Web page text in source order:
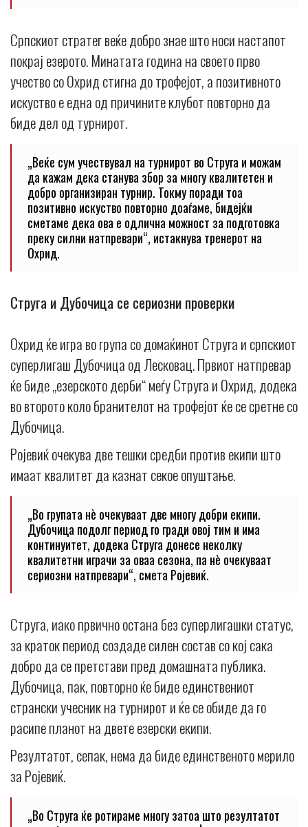
Српскиот стратег веќе добро знае што носи настапот
покрај езерото. Минатата година на своето прво
учество со Охрид стигна до трофејот, а позитивното
искуство е една од причините клубот повторно да
биде дел од турнирот.
„Веќе сум учествувал на турнирот во Струга и можам
да кажам дека станува збор за многу квалитетен и
добро организиран турнир. Токму поради тоа
позитивно искуство повторно доаѓаме, бидејќи
сметаме дека ова е одлична можност за подготовка
преку силни натпревари“, истакнува тренерот на
Охрид.
Струга и Дубочица се сериозни проверки
Охрид ќе игра во група со домаќинот Струга и српскиот
суперлигаш Дубочица од Лесковац. Првиот натпревар
ќе биде „езерското дерби“ меѓу Струга и Охрид, додека
во второто коло бранителот на трофејот ќе се сретне со
Дубочица.
Ројевиќ очекува две тешки средби против екипи што
имаат квалитет да казнат секое опуштање.
„Во групата нè очекуваат две многу добри екипи.
Дубочица подолг период го гради овој тим и има
континуитет, додека Струга донесе неколку
квалитетни играчи за оваа сезона, па нè очекуваат
сериозни натпревари“, смета Ројевиќ.
Струга, иако првично остана без суперлигашки статус,
за краток период создаде силен состав со кој сака
добро да се претстави пред домашната публика.
Дубочица, пак, повторно ќе биде единствениот
странски учесник на турнирот и ќе се обиде да го
расипе планот на двете езерски екипи.
Резултатот, сепак, нема да биде единственото мерило
за Ројевиќ.
„Во Струга ќе ротираме многу затоа што резултатот